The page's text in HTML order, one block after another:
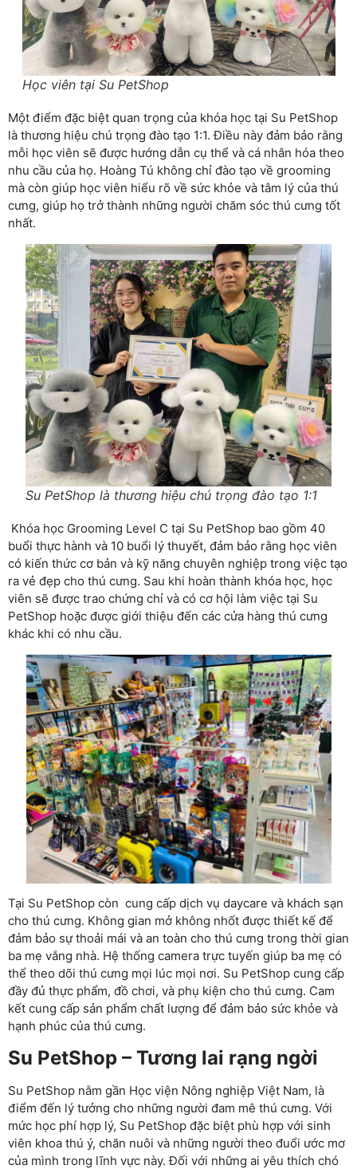
Học viên tại Su PetShop
Một điểm đặc biệt quan trọng của khóa học tại Su PetShop
là thương hiệu chú trọng đào tạo 1:1. Điều này đảm bảo rằng
mỗi học viên sẽ được hướng dẫn cụ thể và cá nhân hóa theo
nhu cầu của họ. Hoàng Tú không chỉ đào tạo về grooming
mà còn giúp học viên hiểu rõ về sức khỏe và tâm lý của thú
cưng, giúp họ trở thành những người chăm sóc thú cưng tốt
nhất.
Su PetShop là thương hiệu chú trọng đào tạo 1:1
Khóa học Grooming Level C tại Su PetShop bao gồm 40
buổi thực hành và 10 buổi lý thuyết, đảm bảo rằng học viên
có kiến thức cơ bản và kỹ năng chuyên nghiệp trong việc tạo
ra vẻ đẹp cho thú cưng. Sau khi hoàn thành khóa học, học
viên sẽ được trao chứng chỉ và có cơ hội làm việc tại Su
PetShop hoặc được giới thiệu đến các cửa hàng thú cưng
khác khi có nhu cầu.
Tại Su PetShop còn cung cấp dịch vụ daycare và khách sạn
cho thú cưng. Không gian mở không nhốt được thiết kế để
đảm bảo sự thoải mái và an toàn cho thú cưng trong thời gian
ba mẹ vắng nhà. Hệ thống camera trực tuyến giúp ba mẹ có
thể theo dõi thú cưng mọi lúc mọi nơi. Su PetShop cung cấp
đầy đủ thực phẩm, đồ chơi, và phụ kiện cho thú cưng. Cam
kết cung cấp sản phẩm chất lượng để đảm bảo sức khỏe và
hạnh phúc của thú cưng.
Su PetShop – Tương lai rạng ngời
Su PetShop nằm gần Học viện Nông nghiệp Việt Nam, là
điểm đến lý tưởng cho những người đam mê thú cưng. Với
mức học phí hợp lý, Su PetShop đặc biệt phù hợp với sinh
viên khoa thú ý, chăn nuôi và những người theo đuổi ước mơ
của mình trong lĩnh vực này. Đối với những ai yêu thích chó